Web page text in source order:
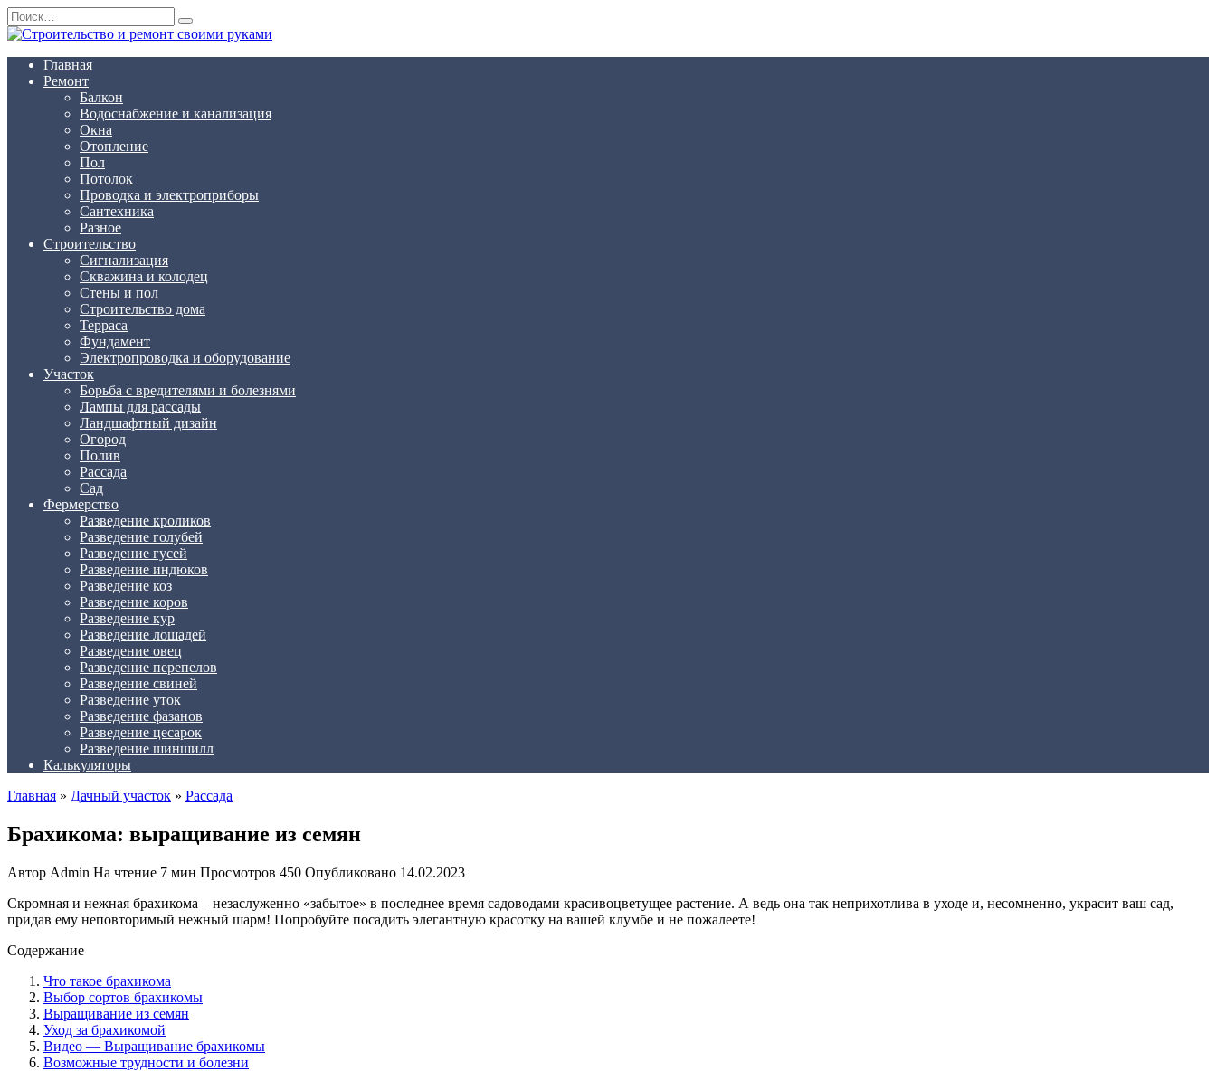
Перейти
к
содержанию
Search
for:
Главная
Ремонт
Балкон
Водоснабжение и канализация
Окна
Отопление
Пол
Потолок
Проводка и электроприборы
Сантехника
Разное
Строительство
Сигнализация
Скважина и колодец
Стены и пол
Строительство дома
Терраса
Фундамент
Электропроводка и оборудование
Участок
Борьба с вредителями и болезнями
Лампы для рассады
Ландшафтный дизайн
Огород
Полив
Рассада
Сад
Фермерство
Разведение кроликов
Разведение голубей
Разведение гусей
Разведение индюков
Разведение коз
Разведение коров
Разведение кур
Разведение лошадей
Разведение овец
Разведение перепелов
Разведение свиней
Разведение уток
Разведение фазанов
Разведение цесарок
Разведение шиншилл
Калькуляторы
Главная » Дачный участок » Рассада
Брахикома: выращивание из семян
Автор Admin На чтение 7 мин Просмотров 450 Опубликовано 14.02.2023
Скромная и нежная брахикома – незаслуженно «забытое» в последнее время садоводами красивоцветущее растение. А ведь она так неприхотлива в уходе и, несомненно, украсит ваш сад,
придав ему неповторимый нежный шарм! Попробуйте посадить элегантную красотку на вашей клумбе и не пожалеете!
Содержание
Что такое брахикома
Выбор сортов брахикомы
Выращивание из семян
Уход за брахикомой
Видео — Выращивание брахикомы
Возможные трудности и болезни